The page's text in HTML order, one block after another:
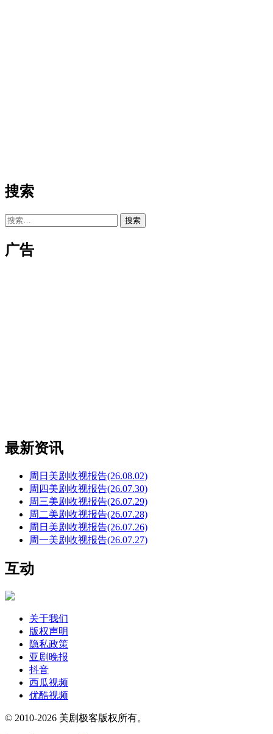
搜索
搜
广告
最新资讯
周日美剧收视报告(26.08.02)
周四美剧收视报告(26.07.30)
周三美剧收视报告(26.07.29)
周二美剧收视报告(26.07.28)
周日美剧收视报告(26.07.26)
周一美剧收视报告(26.07.27)
互动
关于我们
版权声明
隐私政策
亚剧晚报
抖音
西瓜视频
优酷视频
© 2010-2026 美剧极客版权所有。